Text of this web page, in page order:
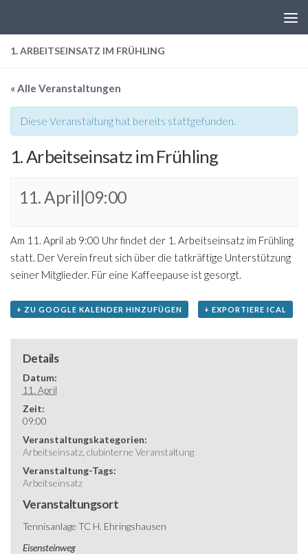
1. ARBEITSEINSATZ IM FRÜHLING
« Alle Veranstaltungen
Diese Veranstaltung hat bereits stattgefunden.
1. Arbeitseinsatz im Frühling
11. April|09:00
Am 11. April ab 9:00 Uhr findet der 1. Arbeitseinsatz im Frühling
statt. Der Verein freut sich über die tatkräftige Unterstützung
seiner Mitglieder. Für eine Kaffeepause ist gesorgt.
+ ZU GOOGLE KALENDER HINZUFÜGEN + EXPORTIERE ICAL
Details
Datum:
11. April
Zeit:
09:00
Veranstaltungskategorien:
Arbeitseinsatz, clubinterne Veranstaltung
Veranstaltung-Tags:
Arbeitseinsatz
Veranstaltungsort
Tennisanlage TC H. Ehringshausen
Eisensteinweg